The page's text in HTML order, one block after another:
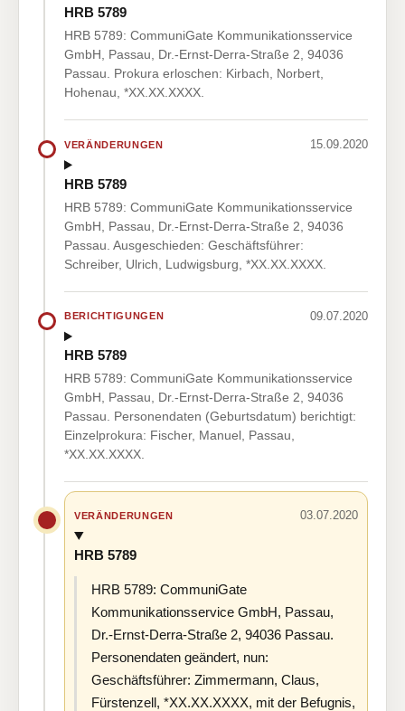
HRB 5789
HRB 5789: CommuniGate Kommunikationsservice
GmbH, Passau, Dr.-Ernst-Derra-Straße 2, 94036
Passau. Prokura erloschen: Kirbach, Norbert,
Hohenau, *XX.XX.XXXX.
VERÄNDERUNGEN 15.09.2020
HRB 5789
HRB 5789: CommuniGate Kommunikationsservice
GmbH, Passau, Dr.-Ernst-Derra-Straße 2, 94036
Passau. Ausgeschieden: Geschäftsführer:
Schreiber, Ulrich, Ludwigsburg, *XX.XX.XXXX.
BERICHTIGUNGEN 09.07.2020
HRB 5789
HRB 5789: CommuniGate Kommunikationsservice
GmbH, Passau, Dr.-Ernst-Derra-Straße 2, 94036
Passau. Personendaten (Geburtsdatum) berichtigt:
Einzelprokura: Fischer, Manuel, Passau,
*XX.XX.XXXX.
VERÄNDERUNGEN 03.07.2020
HRB 5789
HRB 5789: CommuniGate
Kommunikationsservice GmbH, Passau,
Dr.-Ernst-Derra-Straße 2, 94036 Passau.
Personendaten geändert, nun:
Geschäftsführer: Zimmermann, Claus,
Fürstenzell, *XX.XX.XXXX, mit der Befugnis,